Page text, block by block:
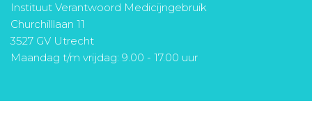
Instituut Verantwoord Medicijngebruik
Churchilllaan 11
3527 GV Utrecht
Maandag t/m vrijdag: 9.00 - 17.00 uur